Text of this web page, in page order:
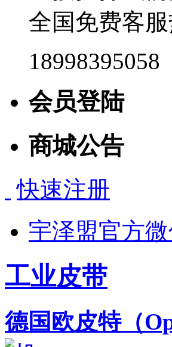
全国免费客
18998395058
会员登陆
商城公告
快速注册
宇泽盟官方
工业皮带
德国欧皮特（